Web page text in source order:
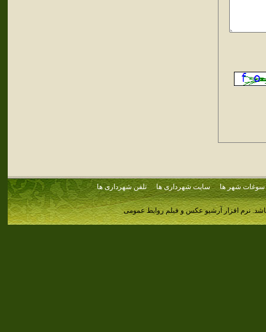
سوغات شهر ها سایت شهرداری ها تلفن شهرداری ها
نرم افزار آرشیو عکس و فیلم روابط عمومی